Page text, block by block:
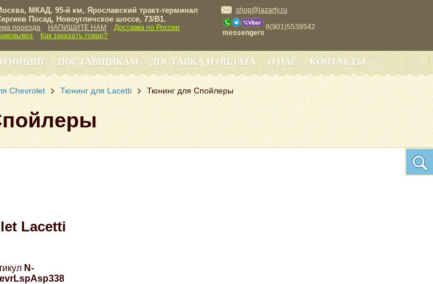
МКАД, 95-й км, Ярославский тракт-терминал
Посад, Новоугличское шоссе, 73/B1.
проезда НАПИШИТЕ НАМ
Доставка по России
Как заказать товар?
shop@lazarty.ru
messengers
8(901)5539542
ПОСТАВЩИКАМ ДОСТАВКА И ОПЛАТА О НАС КОНТАКТЫ
Chevrolet Тюнинг для Lacetti Тюнинг для Спойлеры
Lacetti
N-